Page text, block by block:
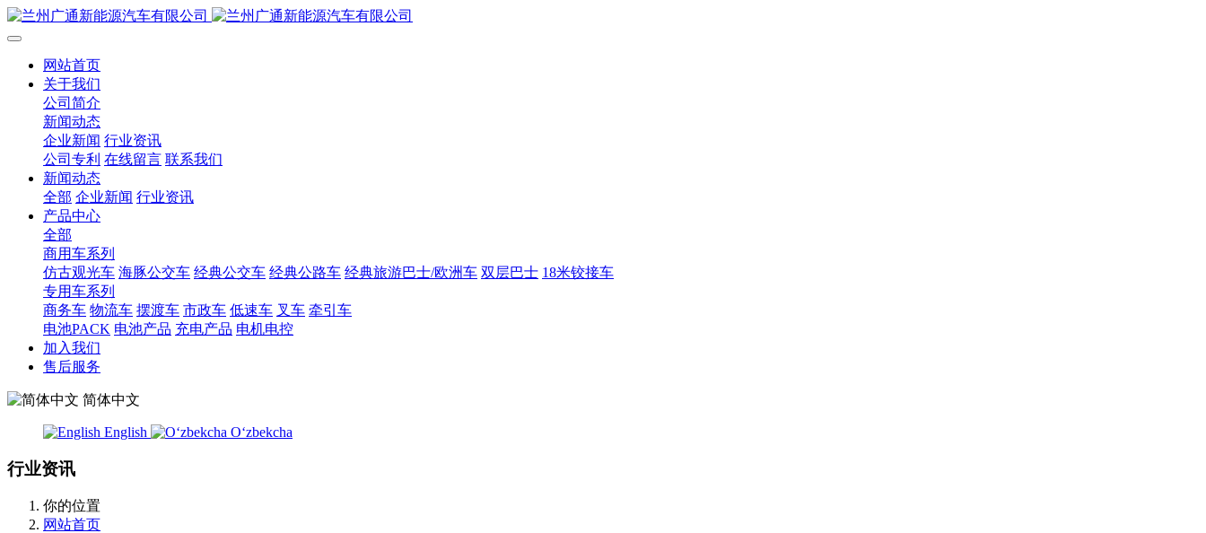
网站首页
关于我们
公司简介
新闻动态
企业新闻 行业资讯
公司专利 在线留言 联系我们
新闻动态
全部 企业新闻 行业资讯
产品中心
全部
商用车系列
仿古观光车 海豚公交车 经典公交车 经典公路车 经典旅游巴士/欧洲车 双层巴士 18米铰接车
专用车系列
商务车 物流车 摆渡车 市政车 低速车 叉车 牵引车
电池PACK 电池产品 充电产品 电机电控
加入我们
售后服务
简体中文
English Oʻzbekcha
行业资讯
你的位置
网站首页